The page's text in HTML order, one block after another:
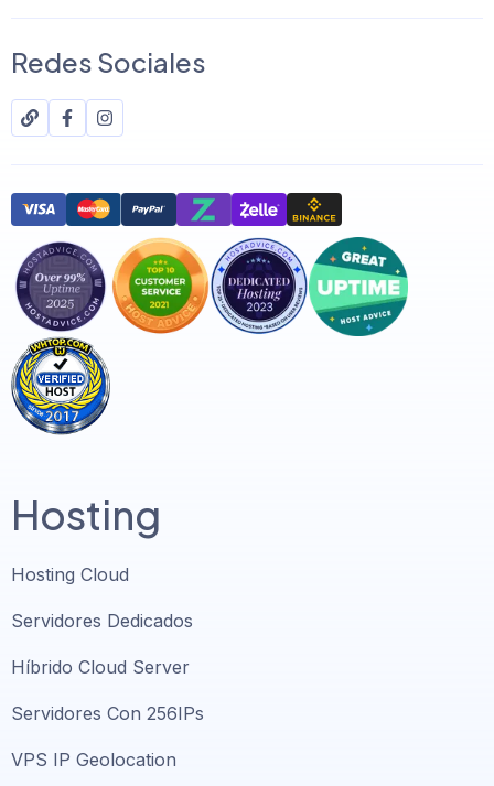
Redes Sociales
Hosting
Hosting Cloud
Servidores Dedicados
Híbrido Cloud Server
Servidores Con 256IPs
VPS IP Geolocation